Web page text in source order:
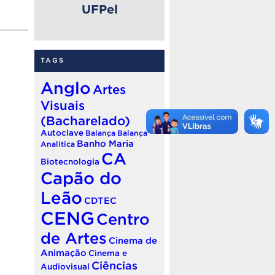
UFPel
TAGS
Anglo Artes
Visuais
(Bacharelado)
Autoclave Balança Balança
Analitica Banho Maria
Biotecnologia CA
Capão do
Leão CDTEC
CENG Centro
de Artes Cinema de
Animação Cinema e
Audiovisual Ciências